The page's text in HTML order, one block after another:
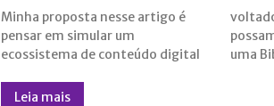
Minha proposta nesse artigo é
pensar em simular um
ecossistema de conteúdo digital
voltado à Educação para que
possamos avançar com a ideia de
uma
Leia mais